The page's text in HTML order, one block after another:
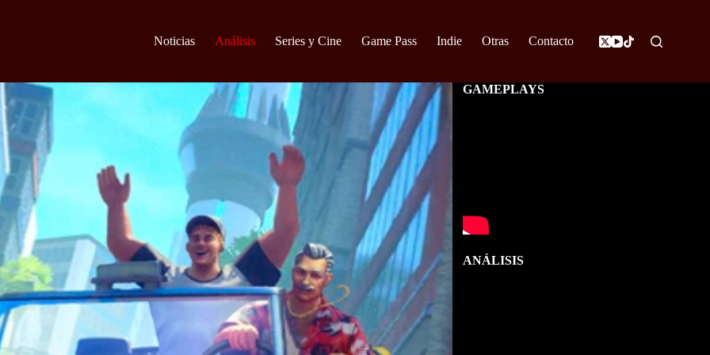
Noticias Análisis Series y Cine Game Pass Indie Otras Contacto
GAMEPLAYS
ANÁLISIS